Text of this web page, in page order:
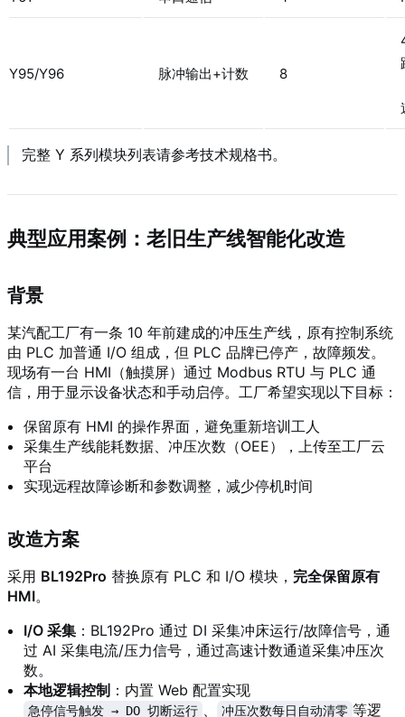
Y95/Y96 脉冲输出+计数 8
完整 Y 系列模块列表请参考技术规格书。
典型应用案例：老旧生产线智能化改造
背景
某汽配工厂有一条 10 年前建成的冲压生产线，原有控制系统
由 PLC 加普通 I/O 组成，但 PLC 品牌已停产，故障频发。
现场有一台 HMI（触摸屏）通过 Modbus RTU 与 PLC 通
信，用于显示设备状态和手动启停。工厂希望实现以下目标：
保留原有 HMI 的操作界面，避免重新培训工人
采集生产线能耗数据、冲压次数（OEE），上传至工厂云
平台
实现远程故障诊断和参数调整，减少停机时间
改造方案
采用 BL192Pro 替换原有 PLC 和 I/O 模块， 完全保留原有
HMI。
I/O 采集 ：BL192Pro 通过 DI 采集冲床运行/故障信号，通
过 AI 采集电流/压力信号，通过高速计数通道采集冲压次
数。
本地逻辑控制 ：内置 Web 配置实现
急停信号触发 → DO 切断运行 冲压次数每日自动清零 等逻